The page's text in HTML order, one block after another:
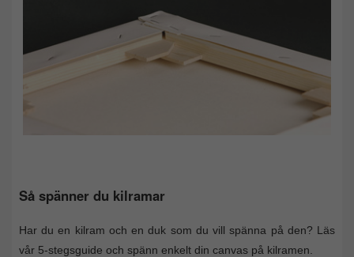
Så spänner du kilramar
Har du en kilram och en duk som du vill spänna på den? Läs
vår 5-stegsguide och spänn enkelt din canvas på kilramen.